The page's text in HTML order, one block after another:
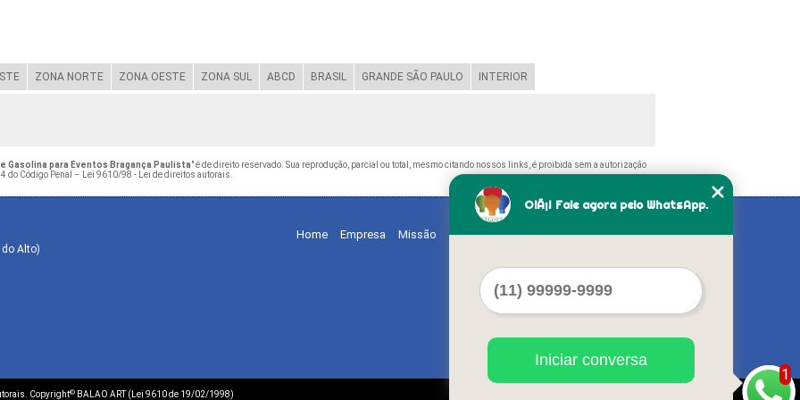
ZONA NORTE ZONA OESTE ZONA SUL ABCD BRASIL GRANDE SÃO PAULO INTERIOR
Gasolina para Eventos Bragança Paulista" é de direito reservado. Sua reprodução, parcial ou total, mesmo citando nossos links, é proibida sem a autorização
do Código Penal –
Lei 9610/98 - Lei de direitos autorais
Alto)
Home Empresa Missão Serviços Contato Mapa do site
Copyright© BALAO ART (Lei 9610 de 19/02/1998)
1
OlÃ¡! Fale agora pelo WhatsApp.
Iniciar conversa